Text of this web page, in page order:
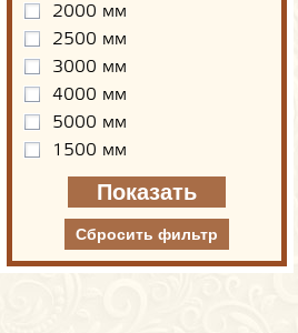
2000 мм
2500 мм
3000 мм
4000 мм
5000 мм
1500 мм